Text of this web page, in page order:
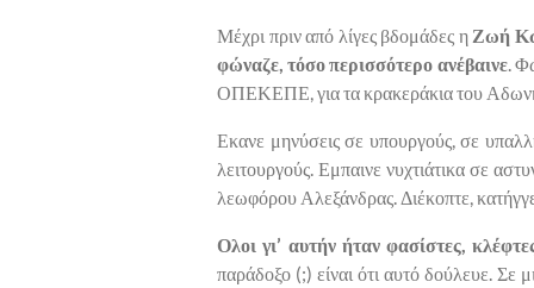
Μέχρι πριν από λίγες βδομάδες η Ζωή
φώναζε, τόσο περισσότερο ανέβαινε.
ΟΠΕΚΕΠΕ, για τα κρακεράκια του
Εκανε μηνύσεις σε υπουργούς, σε
λειτουργούς. Εμπαινε νυχτιάτικα σε
λεωφόρου Αλεξάνδρας. Διέκοπτε,
Ολοι γι’ αυτήν ήταν φασίστες,
παράδοξο (;) είναι ότι αυτό δούλευε. Σε